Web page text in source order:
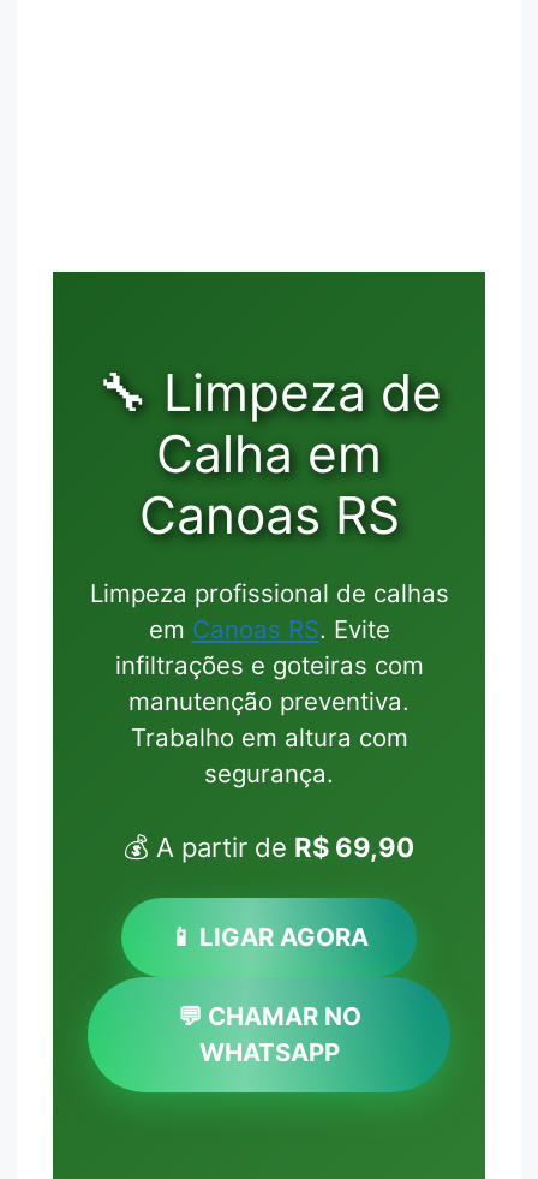
🔧 Limpeza de
Calha em
Canoas RS
Limpeza profissional de calhas
em Canoas RS. Evite
infiltrações e goteiras com
manutenção preventiva.
Trabalho em altura com
segurança.
💰 A partir de R$ 69,90
📱 LIGAR AGORA
💬 CHAMAR NO
WHATSAPP